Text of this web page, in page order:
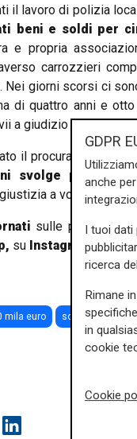
il lavoro di polizia
beni e soldi per
e propria
carrozzieri
giorni scorsi ci
di quattro anni e
a giudizio e 20
il procuratore capo
svolge per tutti
a volte
sulle principali
su Instagram,su
mila euro soldi
GDPR
anche
I tuoi dati
ricerca
Rimane
in
cookie
Cookie